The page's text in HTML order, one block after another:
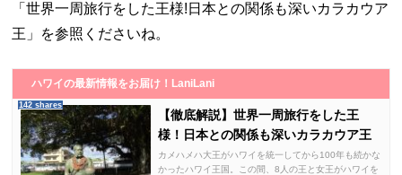
「世界一周旅行をした王様!日本との関係も深いカラカウア
王」を参照くださいね。
ハワイの最新情報をお届け！LaniLani
142 shares
【徹底解説】世界一周旅行をした王
様！日本との関係も深いカラカウア王
カメハメハ大王がハワイを統一してから100年も続かな
かったハワイ王国。この間、8人の王と女王がハワイを